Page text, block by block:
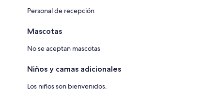
Personal de recepción
Mascotas
No se aceptan mascotas
Niños y camas adicionales
Los niños son bienvenidos.